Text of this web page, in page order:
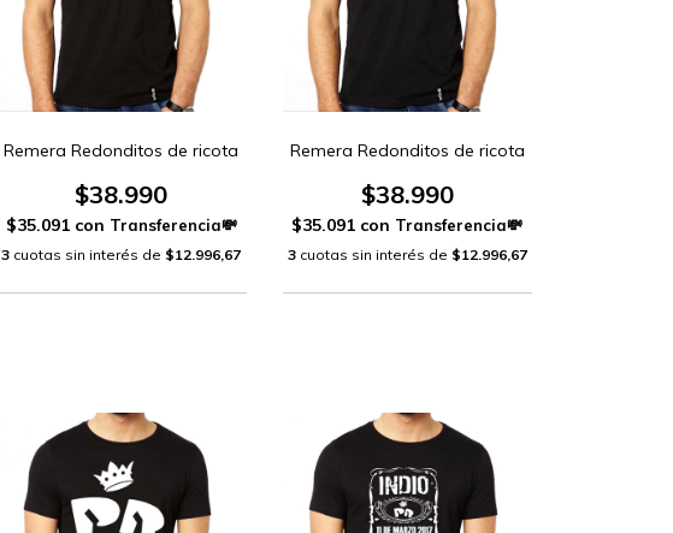
Remera Redonditos de ricota
$38.990
$35.091 con
3 cuotas sin interés de $12.996,67
Remera Redonditos de ricota
$38.990
$35.091 con
3 cuotas sin interés de $12.996,67